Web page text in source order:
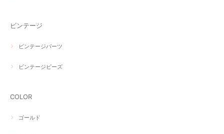
ビンテージ
ビンテージパーツ
ビンテージビーズ
COLOR
ゴールド